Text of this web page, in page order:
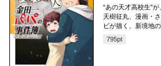
“あの天才高校生”
天樹征丸、漫画・
ビが描く、新境地
795pt